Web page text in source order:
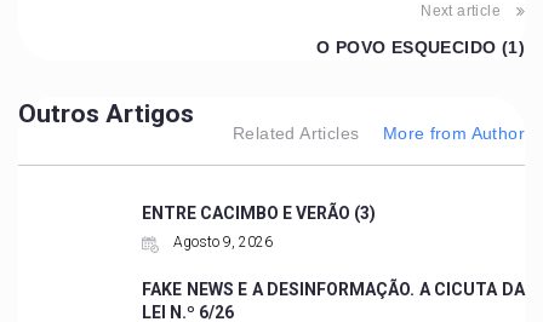
Next article
O POVO ESQUECIDO (1)
Outros Artigos
Related Articles More from Author
ENTRE CACIMBO E VERÃO (3)
Agosto 9, 2026
FAKE NEWS E A DESINFORMAÇÃO. A CICUTA DA
LEI N.º 6/26